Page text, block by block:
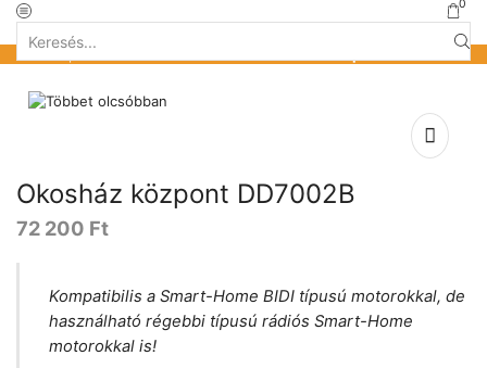
0
Okosház központ DD7002B
72 200 Ft
Kompatibilis a Smart-Home BIDI típusú motorokkal, de
használható régebbi típusú rádiós Smart-Home
motorokkal is!